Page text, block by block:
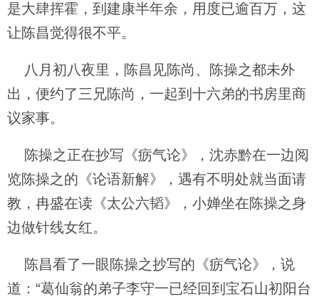
是大肆挥霍，到建康半年余，用度已逾百万，这
让陈昌觉得很不平。
八月初八夜里，陈昌见陈尚、陈操之都未外
出，便约了三兄陈尚，一起到十六弟的书房里商
议家事。
陈操之正在抄写《疬气论》，沈赤黔在一边阅
览陈操之的《论语新解》，遇有不明处就当面请
教，冉盛在读《太公六韬》，小婵坐在陈操之身
边做针线女红。
陈昌看了一眼陈操之抄写的《疬气论》，说
道：“葛仙翁的弟子李守一已经回到宝石山初阳台